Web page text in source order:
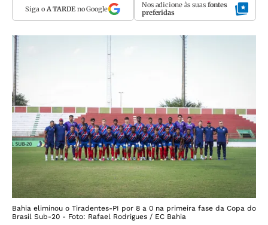
Siga o A TARDEno Google Nos adicione às suas fontes
preferidas
Bahia eliminou o Tiradentes-PI por 8 a 0 na primeira fase da Copa do
Brasil Sub-20 - Foto: Rafael Rodrigues / EC Bahia